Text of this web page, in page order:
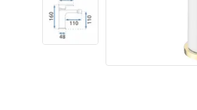
Set doccia